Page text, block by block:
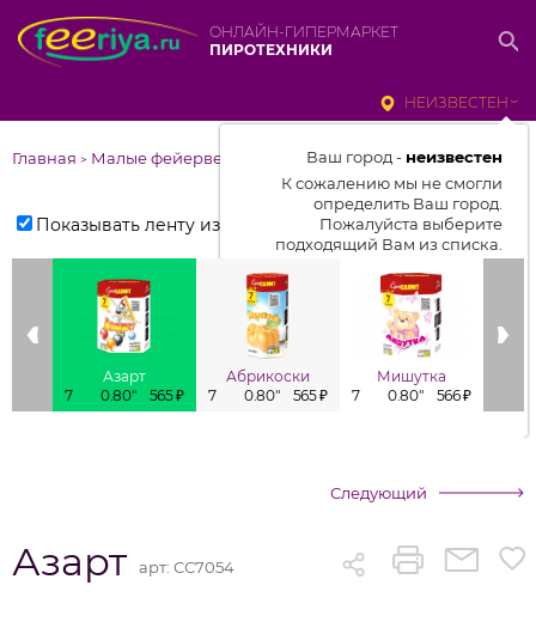
ОНЛАЙН-ГИПЕРМАРКЕТ
ПИРОТЕХНИКИ
НЕИЗВЕСТЕН
Ваш город - неизвестен
К сожалению мы не смогли
определить Ваш город.
Пожалуйста выберите
подходящий Вам из списка.
Выбрать город
От выбранного города зависит
отображаемый ассортимент,
цены, наличие и условия
доставки
Главная > Малые фейерверки
Показывать ленту изделий
Азарт
7
0.80" 565 ₽
Абрикоски
7
0.80" 565 ₽
Мишутка
7
0.80" 566 ₽
Следующий
Азарт арт: СС7054